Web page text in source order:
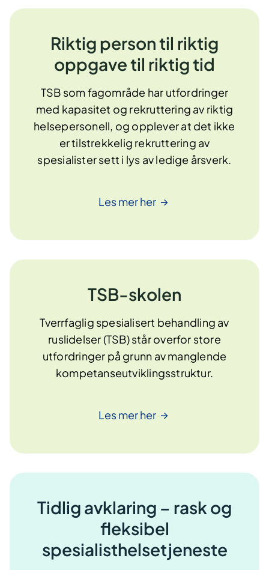
Riktig person til riktig
oppgave til riktig tid
TSB som fagområde har utfordringer
med kapasitet og rekruttering av riktig
helsepersonell, og opplever at det ikke
er tilstrekkelig rekruttering av
spesialister sett i lys av ledige årsverk.
Les merher
TSB-skolen
Tverrfaglig spesialisert behandling av
ruslidelser (TSB) står overfor store
utfordringer på grunn av manglende
kompetanseutviklingsstruktur.
Les merher
Tidlig avklaring – rask og
fleksibel
spesialisthelsetjeneste